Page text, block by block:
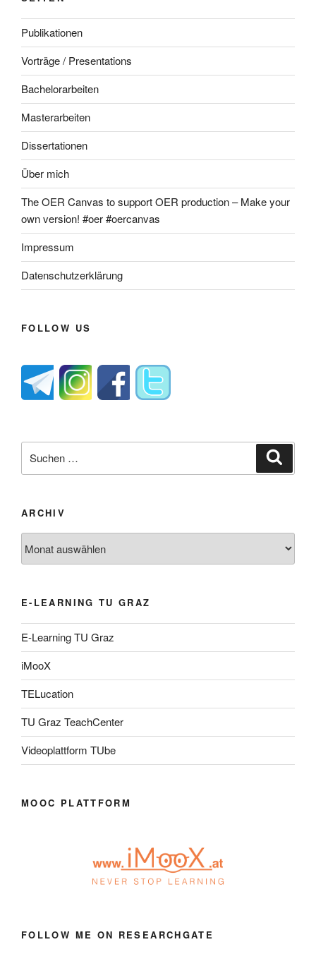
Publikationen
Vorträge / Presentations
Bachelorarbeiten
Masterarbeiten
Dissertationen
Über mich
The OER Canvas to support OER production – Make your
own version! #oer #oercanvas
Impressum
Datenschutzerklärung
FOLLOW US
nach:
ARCHIV
E-LEARNING TU GRAZ
E-Learning TU Graz
iMooX
TELucation
TU Graz TeachCenter
Videoplattform TUbe
MOOC PLATTFORM
FOLLOW ME ON RESEARCHGATE